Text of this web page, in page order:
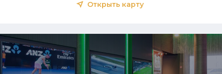
Открыть карту